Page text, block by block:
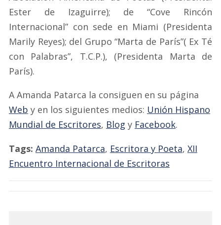
Ester de Izaguirre); de “Cove Rincón
Internacional” con sede en Miami (Presidenta
Marily Reyes); del Grupo “Marta de París”( Ex Té
con Palabras”, T.C.P.), (Presidenta Marta de
París).
A Amanda Patarca la consiguen en su página
Web y en los siguientes medios: Unión Hispano
Mundial de Escritores, Blog y Facebook.
Tags: Amanda Patarca, Escritora y Poeta, XII
Encuentro Internacional de Escritoras